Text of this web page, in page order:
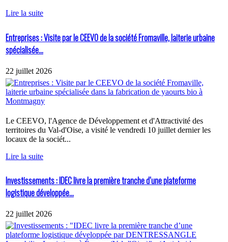
Lire la suite
Entreprises : Visite par le CEEVO de la société Fromaville, laiterie urbaine
spécialisée...
22 juillet 2026
Le CEEVO, l'Agence de Développement et d'Attractivité des
territoires du Val-d'Oise, a visité le vendredi 10 juillet dernier les
locaux de la sociét...
Lire la suite
Investissements : IDEC livre la première tranche d’une plateforme
logistique développée...
22 juillet 2026